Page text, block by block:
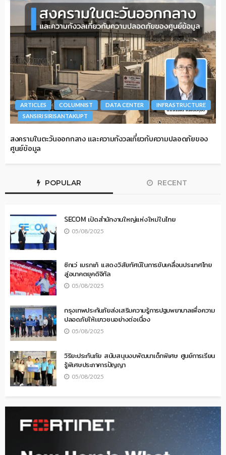
ARTICLES COLUMNIST DATA CENTER
INFRASTRUCTURE
SANSIRI SIRISANTAKUPT
สงครามในตะวันออกกลาง และความกังวลเกี่ยวกับความปลอดภัยของ
ศูนย์ข้อมูล
POPULAR RECENT
SECOM เปิดสำนักงานใหญ่แห่งใหม่ในไทย
05/08/2025
ซิกเว่ เบรกเก้ แสดงวิสัยทัศน์ในการขับเคลื่อนประเทศไทย
สู่อนาคตยุคดิจิทัล
05/08/2025
กรุงเทพประกันภัยส่งเสริมความรู้การปฐมพยาบาลเพื่อความ
ปลอดภัยให้เยาวชนอย่างต่อเนื่อง
05/08/2025
วิริยะประกันภัย สนับสนุนงบพัฒนาเด็กพิเศษ ศูนย์การเรียน
รู้พิเศษประภาคารปัญญา
05/08/2025